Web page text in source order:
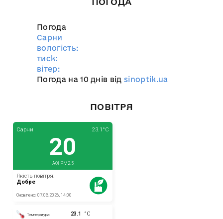
Погода
Сарни
вологість:
тиск:
вітер:
Погода на 10 днів відsinoptik.ua
ПОВІТРЯ